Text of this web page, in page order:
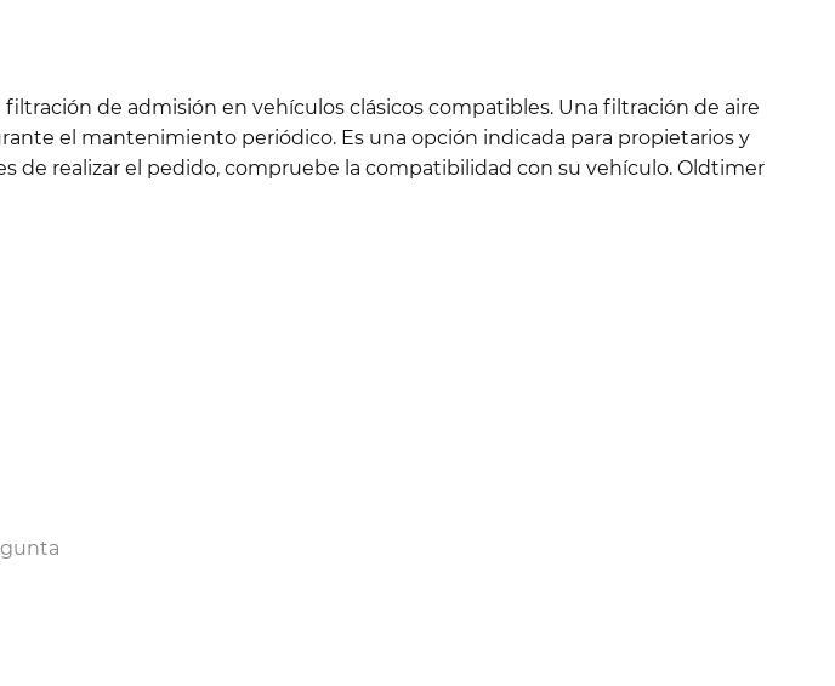
de admisión en vehículos clásicos compatibles. Una filtración de aire
el mantenimiento periódico. Es una opción indicada para propietarios y
de realizar el pedido, compruebe la compatibilidad con su vehículo. Oldtimer